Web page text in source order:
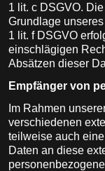
1 lit. c DSGVO.
Grundlage
1 lit. f DSGVO
einschlägigen
Absätzen dieser
Empfänger von
Im Rahmen
verschiedenen
teilweise auch
Daten an diese